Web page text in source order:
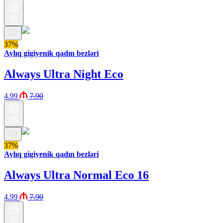
37%
Aylıq gigiyenik qadın bezləri
Always Ultra Night Eco
4.99 7.90
37%
Aylıq gigiyenik qadın bezləri
Always Ultra Normal Eco 16
4.99 7.90